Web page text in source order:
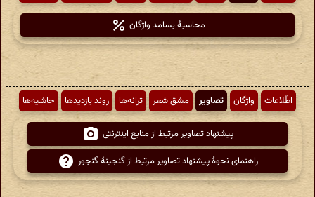
محاسبهٔ بسامد واژگان
اطّلاعات واژگان تصاویر مشق شعر ترانه‌ها روند بازدیدها حاشیه‌ها
پیشنهاد تصاویر مرتبط از منابع اینترنتی
راهنمای نحوهٔ پیشنهاد تصاویر مرتبط از گنجینهٔ گنجور